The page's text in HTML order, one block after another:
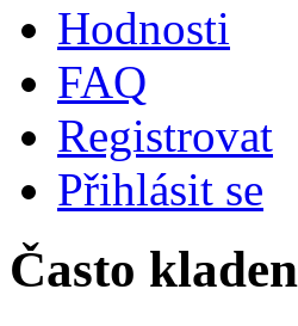
Hodnosti
FAQ
Registrovat
Přihlásit se
Často